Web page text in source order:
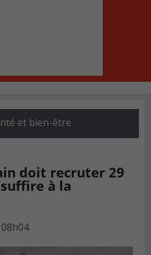
et bien-être
doit recruter 29
à la